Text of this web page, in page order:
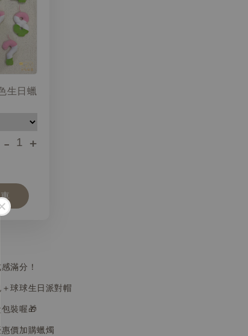
生日蠟
- +
滿分！
球球生日派對帽
裝喔🎁
惠價加購蠟燭